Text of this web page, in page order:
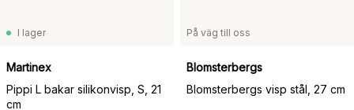
I lager
Martinex
Pippi L bakar silikonvisp, S, 21
cm
På väg till oss
Blomsterbergs
Blomsterbergs visp stål, 27 cm